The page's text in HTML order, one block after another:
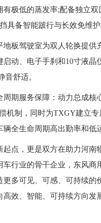
极低的蒸发率;配备独立
具备智能跛行与长效免维
板驾驶室为双人轮换提供
动、电子手刹和10寸液
舒适。
期服务保障：动力总成核
机制，同时为TXGY建立
全生命周期高出勤率和低
点，更是双方在助力河
行业的骨干企业，东风商
多可见、可感、可持续的
效、智能、可持续方向发